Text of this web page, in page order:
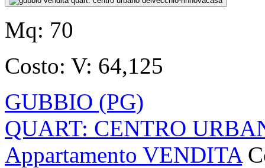
Mq: 70
Costo: V: 64,125
GUBBIO (PG)
QUART: CENTRO
Appartamento VENDITA